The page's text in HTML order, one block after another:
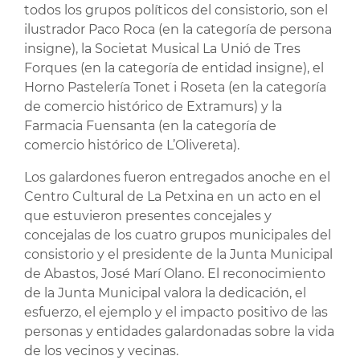
todos los grupos políticos del consistorio, son el
ilustrador Paco Roca (en la categoría de persona
insigne), la Societat Musical La Unió de Tres
Forques (en la categoría de entidad insigne), el
Horno Pastelería Tonet i Roseta (en la categoría
de comercio histórico de Extramurs) y la
Farmacia Fuensanta (en la categoría de
comercio histórico de L’Olivereta).
Los galardones fueron entregados anoche en el
Centro Cultural de La Petxina en un acto en el
que estuvieron presentes concejales y
concejalas de los cuatro grupos municipales del
consistorio y el presidente de la Junta Municipal
de Abastos, José Marí Olano. El reconocimiento
de la Junta Municipal valora la dedicación, el
esfuerzo, el ejemplo y el impacto positivo de las
personas y entidades galardonadas sobre la vida
de los vecinos y vecinas.